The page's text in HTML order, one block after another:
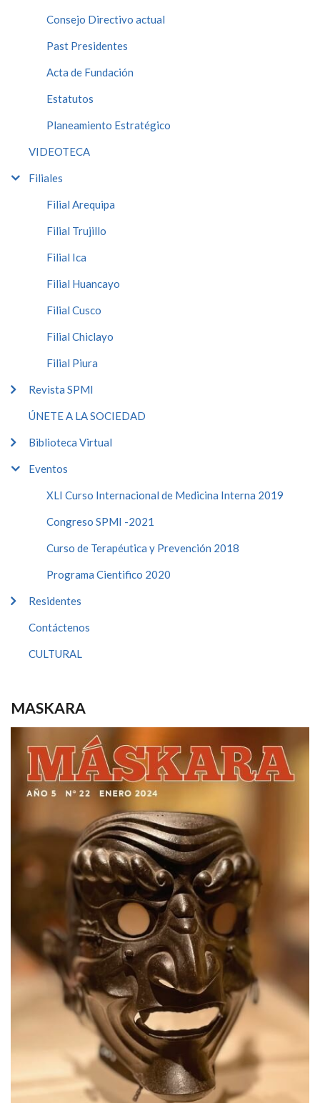
Consejo Directivo actual
Past Presidentes
Acta de Fundación
Estatutos
Planeamiento Estratégico
VIDEOTECA
Filiales
Filial Arequipa
Filial Trujillo
Filial Ica
Filial Huancayo
Filial Cusco
Filial Chiclayo
Filial Piura
Revista SPMI
ÚNETE A LA SOCIEDAD
Biblioteca Virtual
Eventos
XLI Curso Internacional de Medicina Interna 2019
Congreso SPMI -2021
Curso de Terapéutica y Prevención 2018
Programa Cientifico 2020
Residentes
Contáctenos
CULTURAL
MASKARA